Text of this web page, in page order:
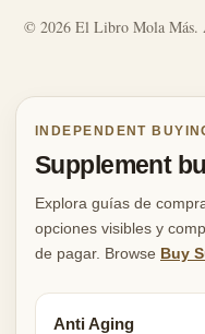
© 2026 El Libro Mola Más.
INDEPENDENT
Supplement
Explora guías de
opciones visibles y
de pagar. Browse Buy
Anti Aging